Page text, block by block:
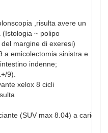
,risulta avere un
(Istologia ~ polipo
margine di exeresi)
a emicolectomia sinistra e
indenne;
9).
xelox 8 cicli
(SUV max 8.04) a carico